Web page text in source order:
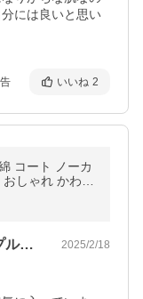
には良いと思い
いいね 2
コート ノーカ
しゃれ かわい
お値段相応です。デザインもシンプルで気… 2025/2/18